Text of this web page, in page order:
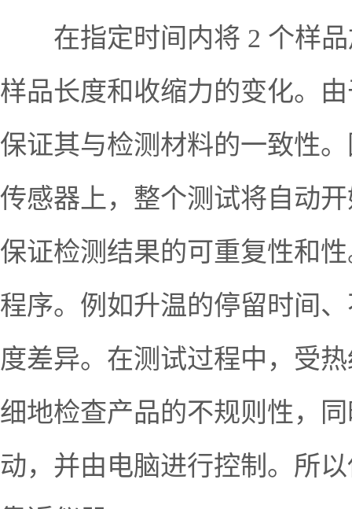
在指定时间内将 2 个样品
样品长度和收缩力的变化。
保证其与检测材料的一致性
传感器上，整个测试将自动
保证检测结果的可重复性和
程序。例如升温的停留时间
度差异。在测试过程中，受
细地检查产品的不规则性，
动，并由电脑进行控制。所